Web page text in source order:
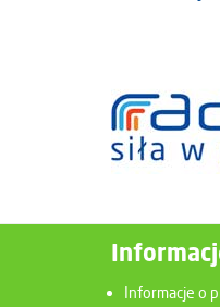
Informacje o